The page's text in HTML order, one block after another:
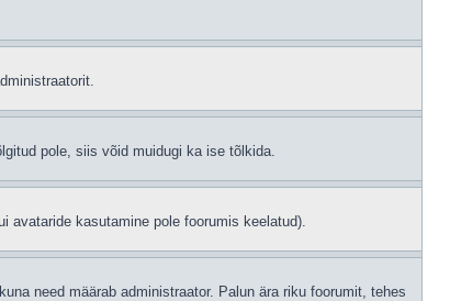
pole, siis võid muidugi ka ise tõlkida.
avataride kasutamine pole foorumis keelatud).
need määrab administraator. Palun ära riku foorumit, tehes